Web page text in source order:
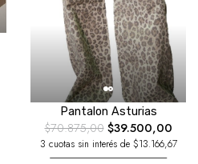
Pantalon Asturias
$70.875,00$39.500,00
3 cuotas sin interés de $13.166,67